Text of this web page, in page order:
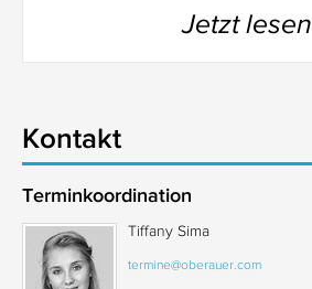
Jetzt lesen
Kontakt
Terminkoordination
Tiffany Sima
termine@oberauer.com